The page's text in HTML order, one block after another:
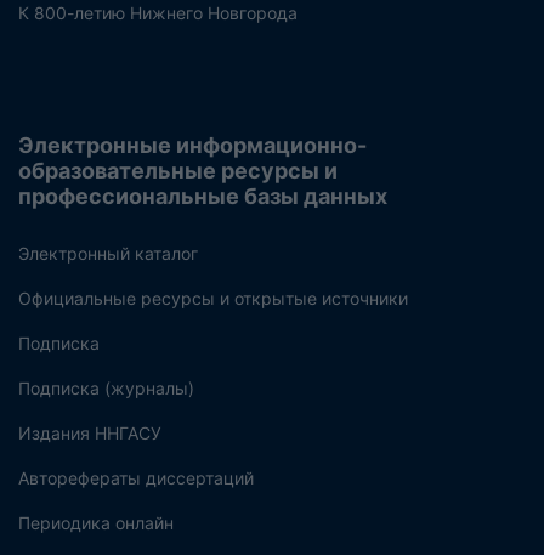
К 800-летию Нижнего Новгорода
Электронные информационно-
образовательные ресурсы и
профессиональные базы данных
Электронный каталог
Официальные ресурсы и открытые источники
Подписка
Подписка (журналы)
Издания ННГАСУ
Авторефераты диссертаций
Периодика онлайн